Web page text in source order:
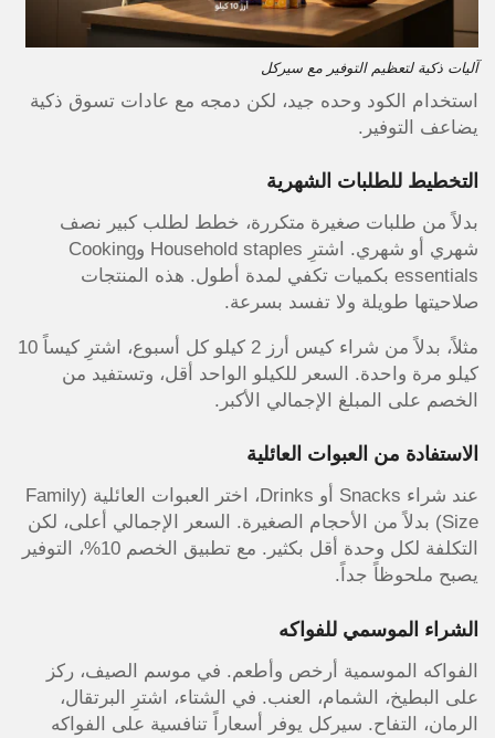
آليات ذكية لتعظيم التوفير مع سيركل
استخدام الكود وحده جيد، لكن دمجه مع عادات تسوق ذكية
يضاعف التوفير.
التخطيط للطلبات الشهرية
بدلاً من طلبات صغيرة متكررة، خطط لطلب كبير نصف
شهري أو شهري. اشترِ Household staples وCooking
essentials بكميات تكفي لمدة أطول. هذه المنتجات
صلاحيتها طويلة ولا تفسد بسرعة.
مثلاً، بدلاً من شراء كيس أرز 2 كيلو كل أسبوع، اشترِ كيساً 10
كيلو مرة واحدة. السعر للكيلو الواحد أقل، وتستفيد من
الخصم على المبلغ الإجمالي الأكبر.
الاستفادة من العبوات العائلية
عند شراء Snacks أو Drinks، اختر العبوات العائلية (Family
Size) بدلاً من الأحجام الصغيرة. السعر الإجمالي أعلى، لكن
التكلفة لكل وحدة أقل بكثير. مع تطبيق الخصم 10%، التوفير
يصبح ملحوظاً جداً.
الشراء الموسمي للفواكه
الفواكه الموسمية أرخص وأطعم. في موسم الصيف، ركز
على البطيخ، الشمام، العنب. في الشتاء، اشترِ البرتقال،
الرمان، التفاح. سيركل يوفر أسعاراً تنافسية على الفواكه